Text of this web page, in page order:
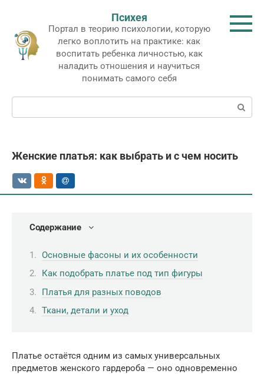
контенту
Психея
Портал в теорию психологии, которую
легко воплотить на практике: как
воспитать ребенка личностью, как
наладить отношения и научиться
понимать самого себя
Поиск:
Женские платья: как выбрать и с чем носить
Содержание
Основные фасоны и их особенности
Как подобрать платье под тип фигуры
Платья для разных поводов
Ткани, детали и уход
Платье остаётся одним из самых универсальных
предметов женского гардероба — оно одновременно